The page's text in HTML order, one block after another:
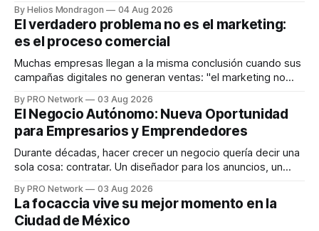
dispositivos inteligentes, inteligencia artificial y monitoreo
en tiempo real para ayudar a las personas a tomar mejores
decisiones sobre su salud metabólica. Su propuesta busca
responder
By Helios Mondragon 04 Aug 2026
El verdadero problema no es el marketing:
es el proceso comercial
Muchas empresas llegan a la misma conclusión cuando sus
campañas digitales no generan ventas: "el marketing no
INTERIUS, el problema suele estar en otro lugar. Durante
una entrevista para el podcast SER PRO, el especialista en
marketing digital explicó que
By PRO Network 03 Aug 2026
El Negocio Autónomo: Nueva Oportunidad
para Empresarios y Emprendedores
Durante décadas, hacer crecer un negocio quería decir una
sola cosa: contratar. Un diseñador para los anuncios, un
para los textos, alguien que supiera de publicidad digital
para encontrar prospectos, un vendedor para atender
llamadas y mensajes, y —con suerte— una persona
By PRO Network 03 Aug 2026
La focaccia vive su mejor momento en la
Ciudad de México